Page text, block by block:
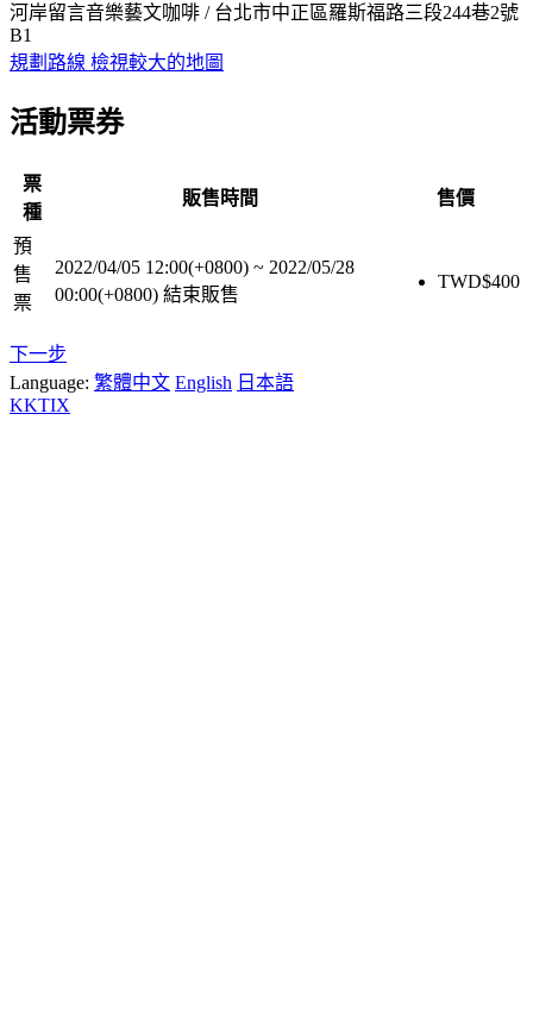
河岸留言音樂藝文咖啡 / 台北市中正區羅斯福路三段244巷2號
B1
規劃路線 檢視較大的地圖
活動票券
票
種
販售時間 售價
預
售
票
2022/04/05 12:00(+0800) ~ 2022/05/28
00:00(+0800) 結束販售
TWD$400
下一步
Language: 繁體中文 English 日本語
KKTIX